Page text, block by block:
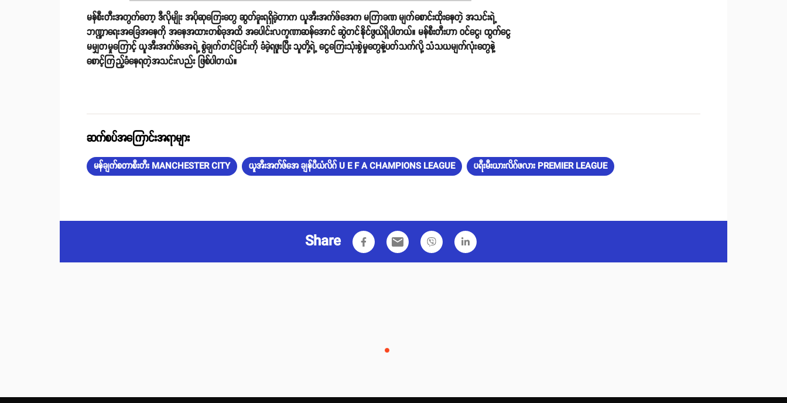
မန်စီးတီးအတွက်တော့ ဒီလိုမျိုး အပိုဆုကြေးတွေ ဆွတ်ခူးရရှိခဲ့တာက ယူအီးအက်ဖ်အေက မကြာခဏ မျက်စောင်းထိုးနေတဲ့ အသင်းရဲ့
ဘဏ္ဍာရေးအခြေအနေကို အနေအထားတစ်ခုအထိ အပေါင်းလက္ခဏာဆန်အောင် ဆွဲတင်နိုင်ဖွယ်ရှိပါတယ်။ မန်စီးတီးဟာ ဝင်ငွေ၊ ထွက်ငွေ
မမျှတမှုကြောင့် ယူအီးအက်ဖ်အေရဲ့ စွဲချက်တင်ခြင်းကို ခံခဲ့ရဖူးပြီး သူတို့ရဲ့ ငွေကြေးသုံးစွဲမှုတွေနဲ့ပတ်သက်လို့ သံသယမျက်လုံးတွေနဲ့
စောင့်ကြည့်ခံနေရတဲ့အသင်းလည်း ဖြစ်ပါတယ်။
ဆက်စပ်အကြောင်းအရာများ
မန်ချက်စတာစီးတီး MANCHESTER CITY ယူအီးအက်ဖ်အေ ချန်ပီယံလိဂ် U E F A CHAMPIONS LEAGUE ပရီးမီးယားလိဂ်ဖလား PREMIER LEAGUE
Share email